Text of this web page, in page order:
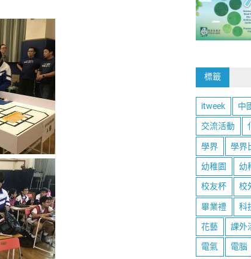
標籤
itweek 中
交流活動
學界 學界
幼稚園 幼
校友杯 校
畢業禮 科
花藝 課外
電氣 電腦